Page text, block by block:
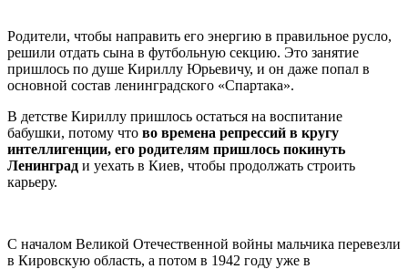
Родители, чтобы направить его энергию в правильное русло,
решили отдать сына в футбольную секцию. Это занятие
пришлось по душе Кириллу Юрьевичу, и он даже попал в
основной состав ленинградского «Спартака».
В детстве Кириллу пришлось остаться на воспитание
бабушки, потому что во времена репрессий в кругу
интеллигенции, его родителям пришлось покинуть
Ленинград и уехать в Киев, чтобы продолжать строить
карьеру.
С началом Великой Отечественной войны мальчика перевезли
в Кировскую область, а потом в 1942 году уже в